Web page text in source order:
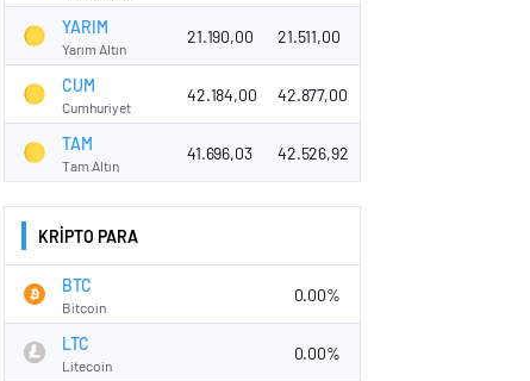
YARIM
Yarım Altın
21.190,00 21.511,00
CUM
Cumhuriyet
42.184,00 42.877,00
TAM
Tam Altın
41.696,03 42.526,92
KRİPTO PARA
BTC
Bitcoin
0.00%
LTC
Litecoin
0.00%